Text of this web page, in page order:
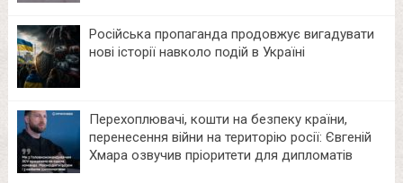
Російська пропаганда продовжує вигадувати
нові історії навколо подій в Україні
Перехоплювачі, кошти на безпеку країни,
перенесення війни на територію росії: Євгеній
Хмара озвучив пріоритети для дипломатів